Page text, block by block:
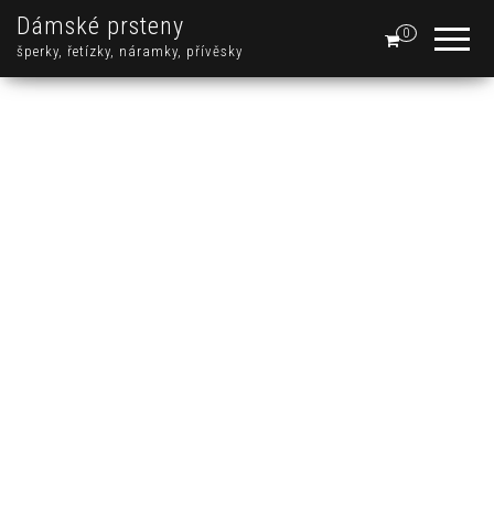
Dámské prsteny
šperky, řetízky, náramky, přívěsky
0